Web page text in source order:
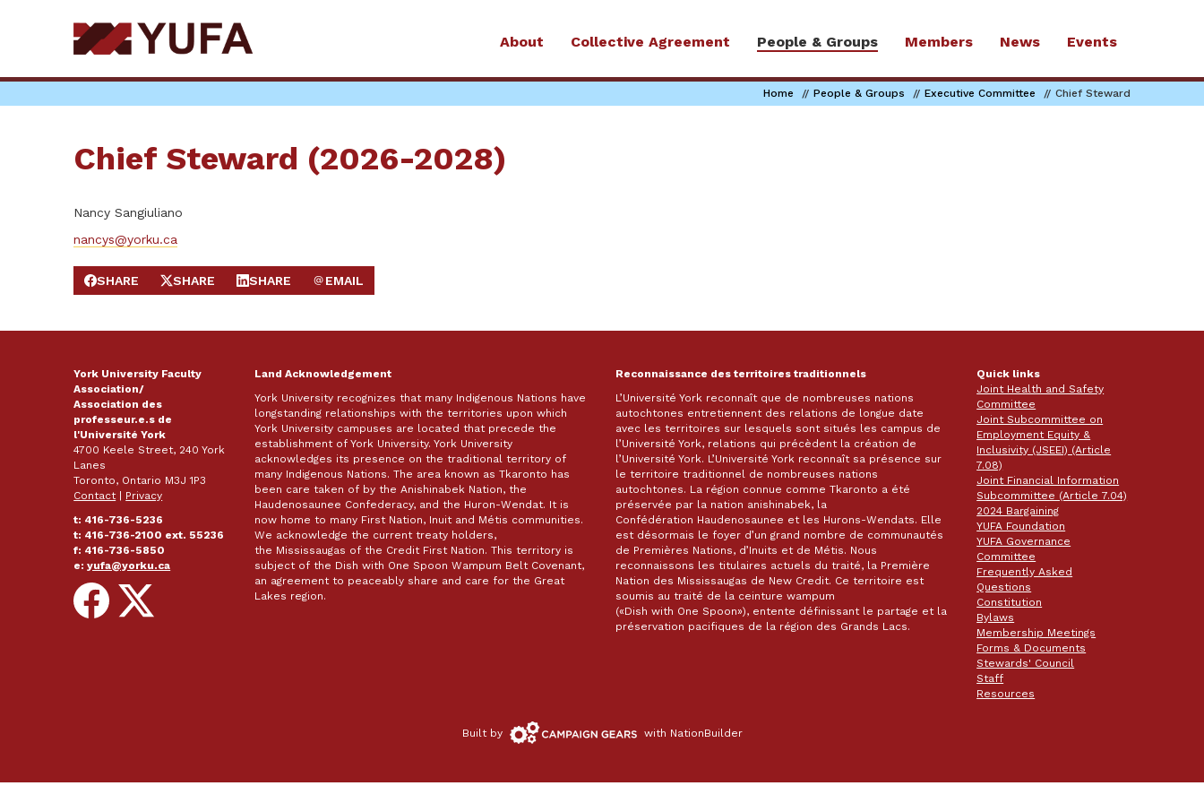
About Collective Agreement People & Groups Members News Events
Home People & Groups Executive Committee Chief Steward
Chief Steward (2026-2028)
Nancy Sangiuliano
nancys@yorku.ca
SHARE ON FACEBOOK
SHARE
SHARE ON X
SHARE
SHARE ON LINKEDIN
SHARE
SEND EMAIL
EMAIL
York University Faculty
Association/
Association des
professeur.e.s de
l'Université York
4700 Keele Street, 240 York
Lanes
Toronto, Ontario M3J 1P3
Contact| Privacy
t: 416-736-5236
t: 416-736-2100 ext. 55236
f: 416-736-5850
e:yufa@yorku.ca
Follow
on
Facebook
Follow
on
X
Land Acknowledgement
York University recognizes that many Indigenous Nations have
longstanding relationships with the territories upon which
York University campuses are located that precede the
establishment of York University. York University
acknowledges its presence on the traditional territory of
many Indigenous Nations. The area known as Tkaronto has
been care taken of by the Anishinabek Nation, the
Haudenosaunee Confederacy, and the Huron-Wendat. It is
now home to many First Nation, Inuit and Métis communities.
We acknowledge the current treaty holders,
the Mississaugas of the Credit First Nation. This territory is
subject of the Dish with One Spoon Wampum Belt Covenant,
an agreement to peaceably share and care for the Great
Lakes region.
Reconnaissance des territoires traditionnels
L’Université York reconnaît que de nombreuses nations
autochtones entretiennent des relations de longue date
avec les territoires sur lesquels sont situés les campus de
l’Université York, relations qui précèdent la création de
l’Université York. L’Université York reconnaît sa présence sur
le territoire traditionnel de nombreuses nations
autochtones. La région connue comme Tkaronto a été
préservée par la nation anishinabek, la
Confédération Haudenosaunee et les Hurons-Wendats. Elle
est désormais le foyer d’un grand nombre de communautés
de Premières Nations, d’Inuits et de Métis. Nous
reconnaissons les titulaires actuels du traité, la Première
Nation des Mississaugas de New Credit. Ce territoire est
soumis au traité de la ceinture wampum
(«Dish with One Spoon»), entente définissant le partage et la
préservation pacifiques de la région des Grands Lacs.
Quick links
Joint Health and Safety
Committee
Joint Subcommittee on
Employment Equity &
Inclusivity (JSEEI) (Article
7.08)
Joint Financial Information
Subcommittee (Article 7.04)
2024 Bargaining
YUFA Foundation
YUFA Governance
Committee
Frequently Asked
Questions
Constitution
Bylaws
Membership Meetings
Forms & Documents
Stewards' Council
Staff
Resources
Built by Campaign with NationBuilder